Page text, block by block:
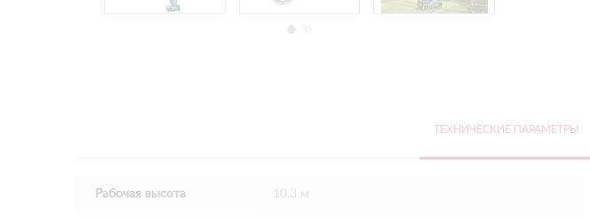
ТЕХНИЧЕСКИЕ ПАРАМЕТРЫ
Рабочая высота 10.3 м